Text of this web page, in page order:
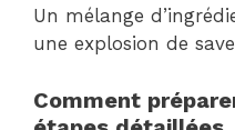
Un mélange
une explosion de
Comment